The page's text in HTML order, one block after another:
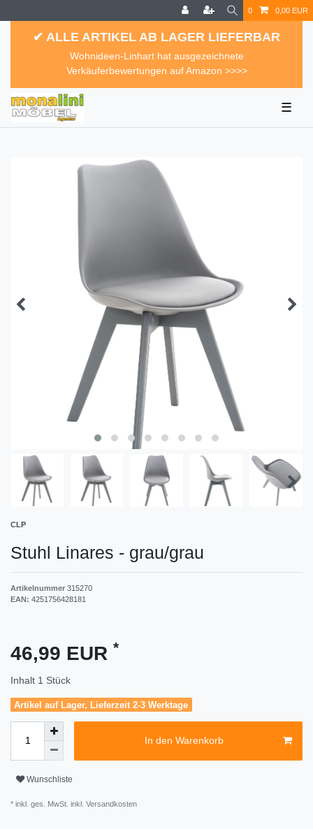
0 0,00 EUR
✔ ALLE ARTIKEL AB LAGER LIEFERBAR
Wohnideen-Linhart hat ausgezeichnete
Verkäuferbewertungen auf Amazon >>>>
☰
CLP
Stuhl Linares - grau/grau
Artikelnummer 315270
EAN: 4251756428181
46,99 EUR *
Inhalt 1 Stück
Artikel auf Lager, Lieferzeit 2-3 Werktage
In den Warenkorb
Wunschliste
* inkl. ges. MwSt. inkl. Versandkosten